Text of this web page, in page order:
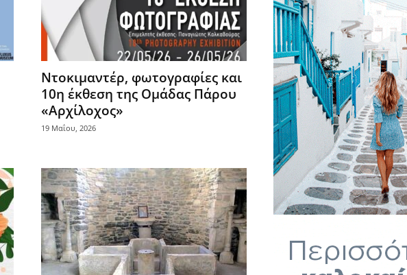
Ντοκιμαντέρ, φωτογραφίες και
10η έκθεση της Ομάδας Πάρου
«Αρχίλοχος»
19 Μαΐου, 2026